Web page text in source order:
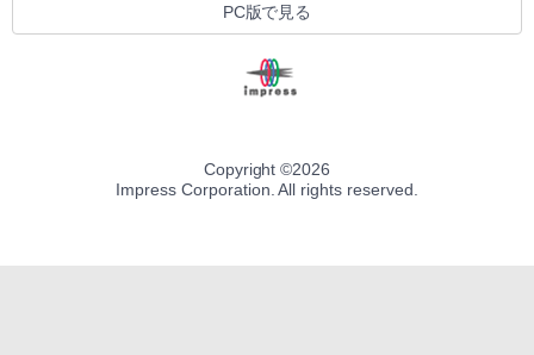
PC版で見る
Copyright ©2026
Impress Corporation. All rights reserved.